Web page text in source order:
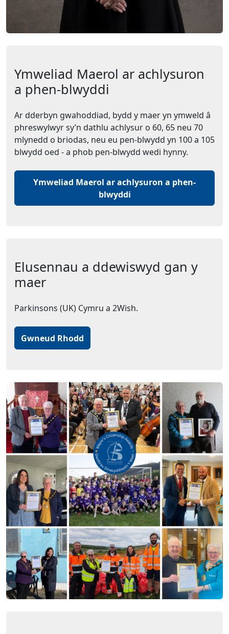
Ymweliad Maerol ar achlysuron
a phen-blwyddi
Ar dderbyn gwahoddiad, bydd y maer yn ymweld â
phreswylwyr sy’n dathlu achlysur o 60, 65 neu 70
mlynedd o briodas, neu eu pen-blwydd yn 100 a 105
blwydd oed - a phob pen-blwydd wedi hynny.
Ymweliad Maerol ar achlysuron a phen-
blwyddi
Elusennau a ddewiswyd gan y
maer
Parkinsons (UK) Cymru a 2Wish.
Gwneud Rhodd